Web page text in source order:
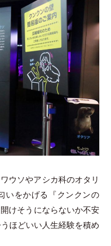
ウソやアシカ科のオタリ
いをかげる『クンクンの
けそうにならないか不安
ほどいい人生経験を積め